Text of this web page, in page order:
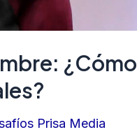
¿cómo
Prisa Media